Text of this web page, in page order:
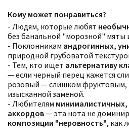
Кому может понравиться?
- Людям, которые любят
без банальной "морозной" мяты
- Поклонникам андрогинных,
природной грубоватой
- Тем, кто ищет альтернативу
— если черный перец кажется
розовый — слишком фруктовым,
изысканной заменой.
- Любителям
аккордов— эта нота не
композиции "неровность", как